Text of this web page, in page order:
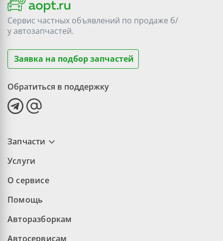
Сервис частных объявлений по продаже б/
уавтозапчастей.
Заявка на подбор запчастей
Обратиться в поддержку
Запчасти
Услуги
О сервисе
Помощь
Авторазборкам
Автосервисам